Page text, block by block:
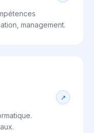
management.
↗